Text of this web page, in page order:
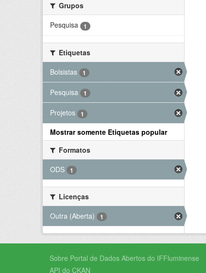
Grupos
Pesquisa
1
Etiquetas
Bolsistas
1
Pesquisa 1
Projetos 1
Mostrar somente Etiquetas popular
Formatos
ODS
1
Licenças
Outra (Aberta)
1
Sobre Portal de Dados Abertos do IFFluminense
API do CKAN